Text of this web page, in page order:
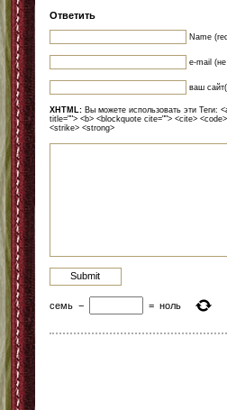
Ответить
Name
e-mail
ваш
XHTML: Вы можете использовать эти Теги:
title=""> <b> <blockquote cite=""> <cite>
<strike> <strong>
семь − = ноль